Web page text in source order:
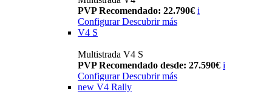
PVP Recomendado: 22.790€ i
Configurar Descubrir más
V4 S
Multistrada V4 S
PVP Recomendado desde: 27.590€ i
Configurar Descubrir más
new V4 Rally